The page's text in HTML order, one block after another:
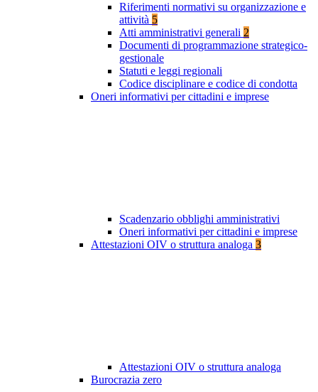
Riferimenti normativi su organizzazione e
attività 5
Atti amministrativi generali 2
Documenti di programmazione strategico-
gestionale
Statuti e leggi regionali
Codice disciplinare e codice di condotta
Oneri informativi per cittadini e imprese
Scadenzario obblighi amministrativi
Oneri informativi per cittadini e imprese
Attestazioni OIV o struttura analoga 3
Attestazioni OIV o struttura analoga
Burocrazia zero